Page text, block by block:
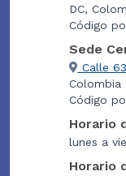
DC,
Código
Sede
Calle
Colombia
Código
Horario
lunes a
Horario